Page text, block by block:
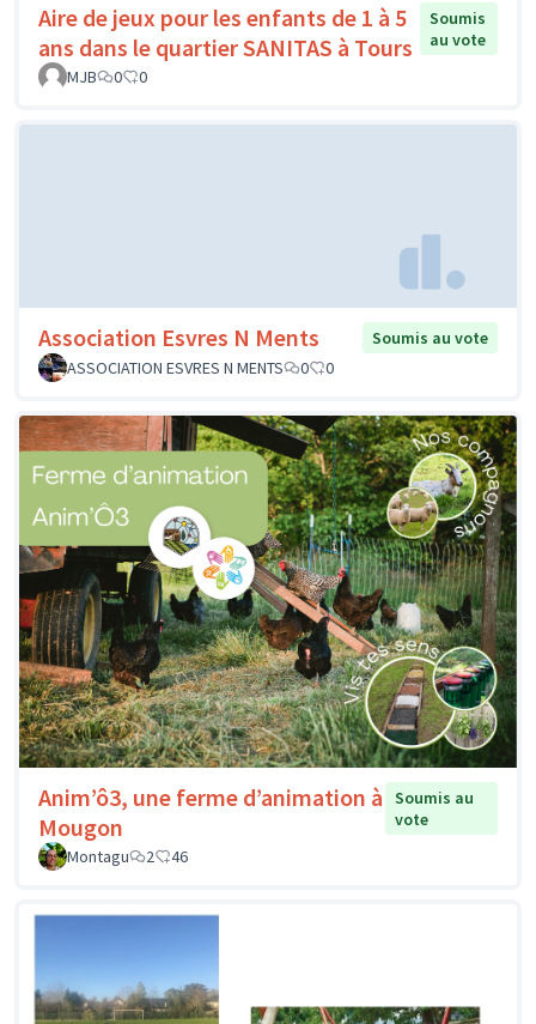
Aire de jeux pour les enfants de 1 à 5
ans dans le quartier SANITAS à Tours
Soumis
au vote
MJB
0 0
Association Esvres N Ments
Soumis au vote
ASSOCIATION ESVRES N MENTS
0 0
Anim’ô3, une ferme d’animation à
Mougon
Soumis au
vote
Montagu
2 46